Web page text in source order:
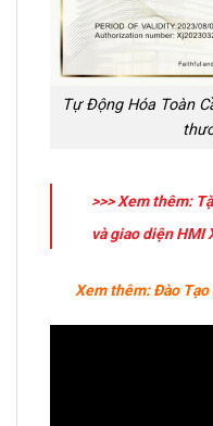
Tự Động Hóa Toàn
>>> Xem thêm:
và giao diện HMI
Xem thêm: Đào